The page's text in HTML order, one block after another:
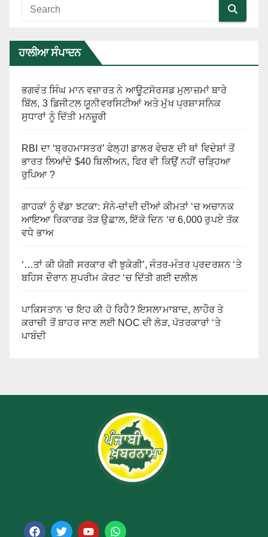
ਹਾਲੀਆ ਸੰਪਾਦਨ
ਭਗਵੰਤ ਸਿੰਘ ਮਾਨ ਵਜ਼ਾਰਤ ਨੇ ਆਊਟਸੋਰਸਡ ਮੁਲਾਜ਼ਮਾਂ ਬਾਰੇ
ਬਿੱਲ, 3 ਡਿਜੀਟਲ ਯੂਨੀਵਰਸਿਟੀਆਂ ਅਤੇ ਮੁੱਖ ਪ੍ਰਸ਼ਾਸਨਿਕ
ਸੁਧਾਰਾਂ ਨੂੰ ਦਿੱਤੀ ਮਨਜ਼ੂਰੀ
RBI ਦਾ ‘ਬ੍ਰਹਮਾਸਤਰ’ ਫੇਲ੍ਹ! ਡਾਲਰ ਵੇਚਣ ਦੀ ਥਾਂ ਵਿਦੇਸ਼ਾਂ ਤੋਂ
ਭਾਰਤ ਲਿਆਂਦੇ $40 ਬਿਲੀਅਨ, ਫਿਰ ਵੀ ਕਿਉਂ ਨਹੀਂ ਚੜ੍ਹਿਆ
ਰੁਪਿਆ ?
ਗਾਹਕਾਂ ਨੂੰ ਵੱਡਾ ਝਟਕਾ: ਸੋਨੇ-ਚਾਂਦੀ ਦੀਆਂ ਕੀਮਤਾਂ ‘ਚ ਅਚਾਨਕ
ਆਇਆ ਰਿਕਾਰਡ ਤੋੜ ਉਛਾਲ, ਇੱਕੋ ਦਿਨ ‘ਚ 6,000 ਰੁਪਏ ਤੱਕ
ਵਧੇ ਭਾਅ
‘…ਤਾਂ ਕੀ ਯੋਗੀ ਸਰਕਾਰ ਵੀ ਝੁਕੇਗੀ’, ਜੰਤਰ-ਮੰਤਰ ਪ੍ਰਦਰਸ਼ਨ ‘ਤੇ
ਬਹਿਸ ਦੌਰਾਨ ਸੁਪਰੀਮ ਕੋਰਟ ‘ਚ ਦਿੱਤੀ ਗਈ ਦਲੀਲ
ਪਾਕਿਸਤਾਨ ‘ਚ ਇਹ ਕੀ ਹੋ ਰਿਹੈ? ਇਸਲਾਮਾਬਾਦ, ਲਾਹੌਰ ਤੇ
ਕਰਾਚੀ ਤੋਂ ਬਾਹਰ ਜਾਣ ਲਈ NOC ਦੀ ਲੋੜ, ਪੱਤਰਕਾਰਾਂ ‘ਤੇ
ਪਾਬੰਦੀ